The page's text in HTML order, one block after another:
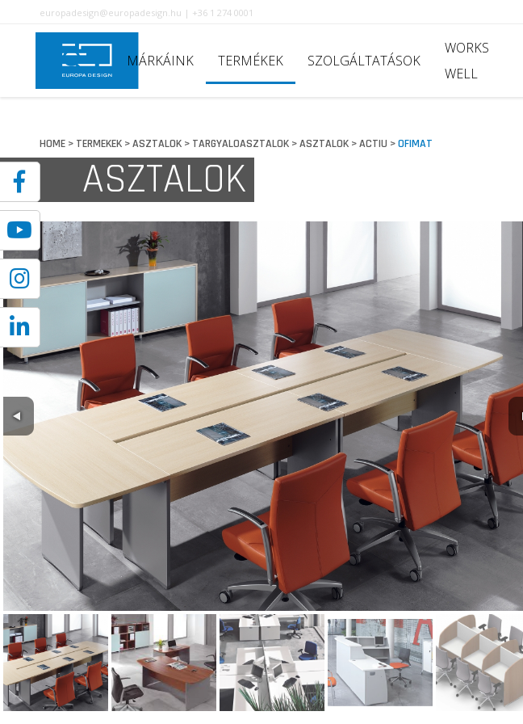
europadesign@europadesign.hu | +36 1 274 0001
MÁRKÁINK TERMÉKEK SZOLGÁLTATÁSOK
WORKS
WELL
HOME> TERMEKEK>ASZTALOK> TARGYALOASZTALOK>ASZTALOK>ACTIU >OFIMAT
ASZTALOK